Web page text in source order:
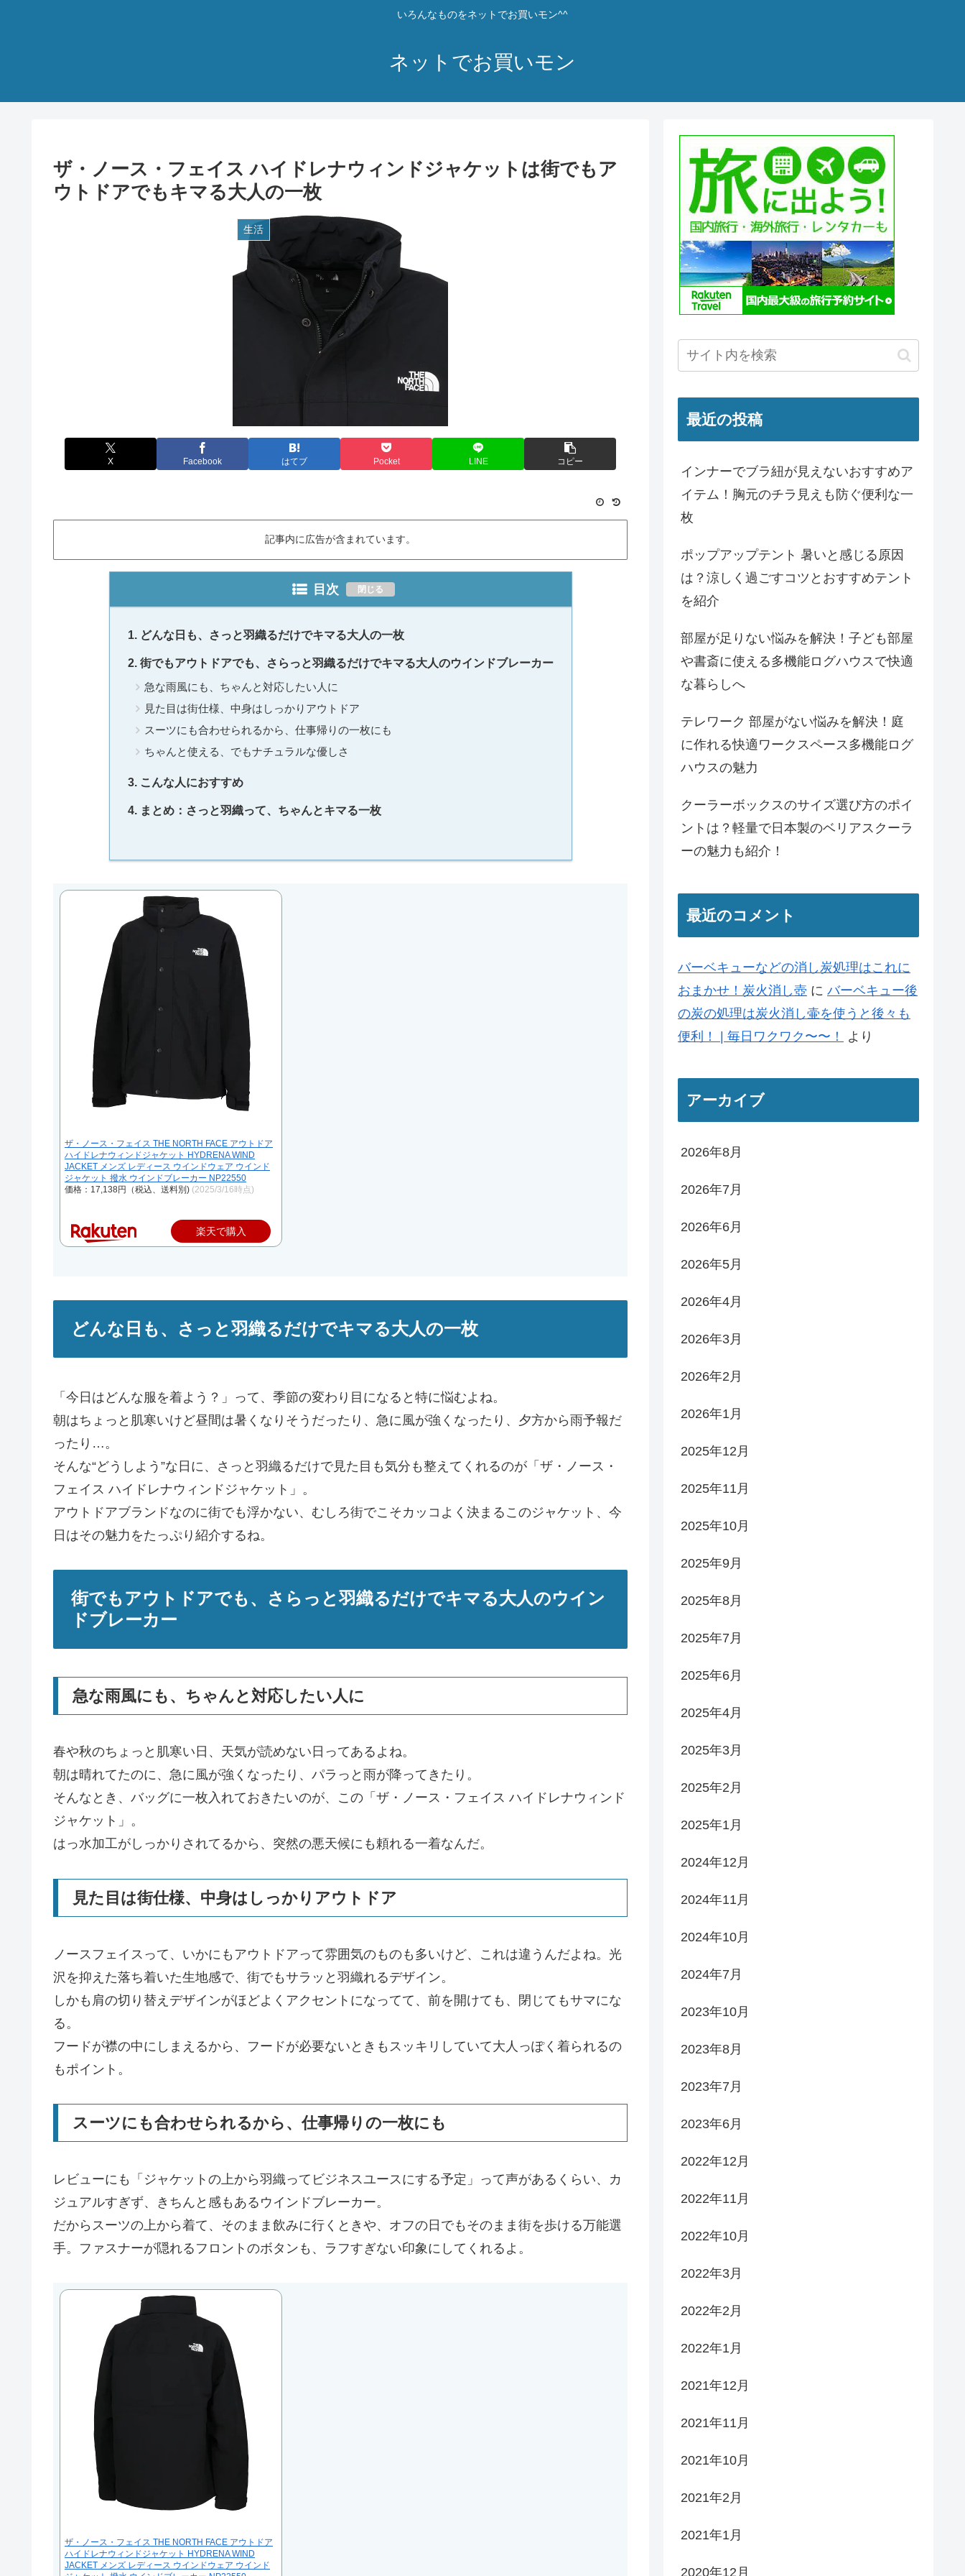
いろんなものをネットでお買いモン^^
ネットでお買いモン
ザ・ノース・フェイス ハイドレナウィンドジャケットは街でもア
ウトドアでもキマる大人の一枚
生活
X Facebook はてブ Pocket LINE コピー
記事内に広告が含まれています。
目次
どんな日も、さっと羽織るだけでキマる大人の一枚
街でもアウトドアでも、さらっと羽織るだけでキマる大人のウインドブレーカー
急な雨風にも、ちゃんと対応したい人に
見た目は街仕様、中身はしっかりアウトドア
スーツにも合わせられるから、仕事帰りの一枚にも
ちゃんと使える、でもナチュラルな優しさ
こんな人におすすめ
まとめ：さっと羽織って、ちゃんとキマる一枚
ザ・ノース・フェイス THE NORTH FACE アウトドア
ハイドレナウィンドジャケット HYDRENA WIND
JACKET メンズ レディース ウインドウェア ウインド
ジャケット 撥水 ウインドブレーカー NP22550
価格：17,138円（税込、送料別) (2025/3/16時点)
楽天で購入
どんな日も、さっと羽織るだけでキマる大人の一枚
「今日はどんな服を着よう？」って、季節の変わり目になると特に悩むよね。
朝はちょっと肌寒いけど昼間は暑くなりそうだったり、急に風が強くなったり、夕方から雨予報だ
ったり…。
そんな“どうしよう”な日に、さっと羽織るだけで見た目も気分も整えてくれるのが「ザ・ノース・
フェイス ハイドレナウィンドジャケット」。
アウトドアブランドなのに街でも浮かない、むしろ街でこそカッコよく決まるこのジャケット、今
日はその魅力をたっぷり紹介するね。
街でもアウトドアでも、さらっと羽織るだけでキマる大人のウイン
ドブレーカー
急な雨風にも、ちゃんと対応したい人に
春や秋のちょっと肌寒い日、天気が読めない日ってあるよね。
朝は晴れてたのに、急に風が強くなったり、パラっと雨が降ってきたり。
そんなとき、バッグに一枚入れておきたいのが、この「ザ・ノース・フェイス ハイドレナウィンド
ジャケット」。
はっ水加工がしっかりされてるから、突然の悪天候にも頼れる一着なんだ。
見た目は街仕様、中身はしっかりアウトドア
ノースフェイスって、いかにもアウトドアって雰囲気のものも多いけど、これは違うんだよね。光
沢を抑えた落ち着いた生地感で、街でもサラッと羽織れるデザイン。
しかも肩の切り替えデザインがほどよくアクセントになってて、前を開けても、閉じてもサマにな
る。
フードが襟の中にしまえるから、フードが必要ないときもスッキリしていて大人っぽく着られるの
もポイント。
スーツにも合わせられるから、仕事帰りの一枚にも
レビューにも「ジャケットの上から羽織ってビジネスユースにする予定」って声があるくらい、カ
ジュアルすぎず、きちんと感もあるウインドブレーカー。
だからスーツの上から着て、そのまま飲みに行くときや、オフの日でもそのまま街を歩ける万能選
手。ファスナーが隠れるフロントのボタンも、ラフすぎない印象にしてくれるよ。
ザ・ノース・フェイス THE NORTH FACE アウトドア
ハイドレナウィンドジャケット HYDRENA WIND
JACKET メンズ レディース ウインドウェア ウインド
最近の投稿
インナーでブラ紐が見えないおすすめア
イテム！胸元のチラ見えも防ぐ便利な一
枚
ポップアップテント 暑いと感じる原因
は？涼しく過ごすコツとおすすめテント
を紹介
部屋が足りない悩みを解決！子ども部屋
や書斎に使える多機能ログハウスで快適
な暮らしへ
テレワーク 部屋がない悩みを解決！庭
に作れる快適ワークスペース多機能ログ
ハウスの魅力
クーラーボックスのサイズ選び方のポイ
ントは？軽量で日本製のベリアスクーラ
ーの魅力も紹介！
最近のコメント
バーベキューなどの消し炭処理はこれに
おまかせ！炭火消し壺 に バーベキュー後
の炭の処理は炭火消し壷を使うと後々も
便利！ | 毎日ワクワク〜〜！
より
アーカイブ
2026年8月
2026年7月
2026年6月
2026年5月
2026年4月
2026年3月
2026年2月
2026年1月
2025年12月
2025年11月
2025年10月
2025年9月
2025年8月
2025年7月
2025年6月
2025年4月
2025年3月
2025年2月
2025年1月
2024年12月
2024年11月
2024年10月
2024年7月
2023年10月
2023年8月
2023年7月
2023年6月
2022年12月
2022年11月
2022年10月
2022年3月
2022年2月
2022年1月
2021年12月
2021年11月
2021年10月
2021年2月
2021年1月
2020年12月